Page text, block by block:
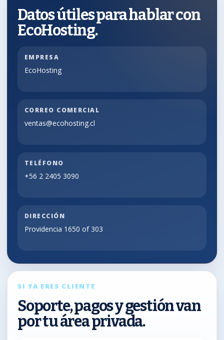
Datos útiles para hablar con
EcoHosting.
EMPRESA
EcoHosting
CORREO COMERCIAL
ventas@ecohosting.cl
TELÉFONO
+56 2 2405 3090
DIRECCIÓN
Providencia 1650 of 303
SI YA ERES CLIENTE
Soporte, pagos y gestión van
por tu área privada.